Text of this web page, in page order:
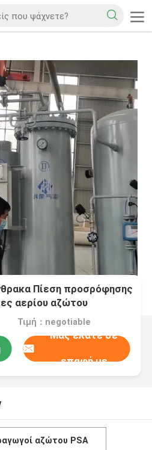
Πίεση προσρόφησης
αερίου αζώτου
Τιμή：negotiable
Μας ελάτε σε
επαφή με
αζώτου PSA